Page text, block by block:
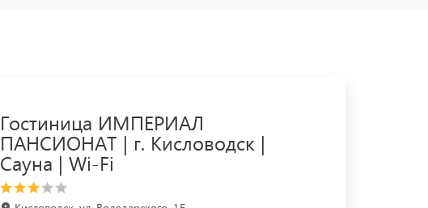
Гостиница ИМПЕРИАЛ
ПАНСИОНАТ | г. Кисловодск |
Сауна | Wi-Fi